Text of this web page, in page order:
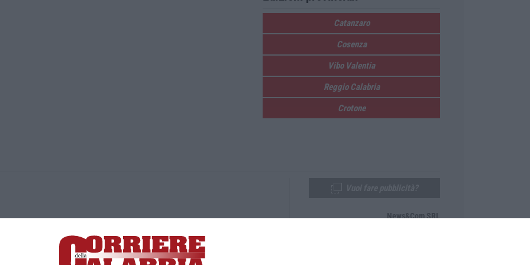
Catanzaro
Cosenza
Vibo Valentia
Reggio Calabria
Crotone
Lamezia Terme (CZ)
responsabile Paola Militano |Privacy
News&Com SRL